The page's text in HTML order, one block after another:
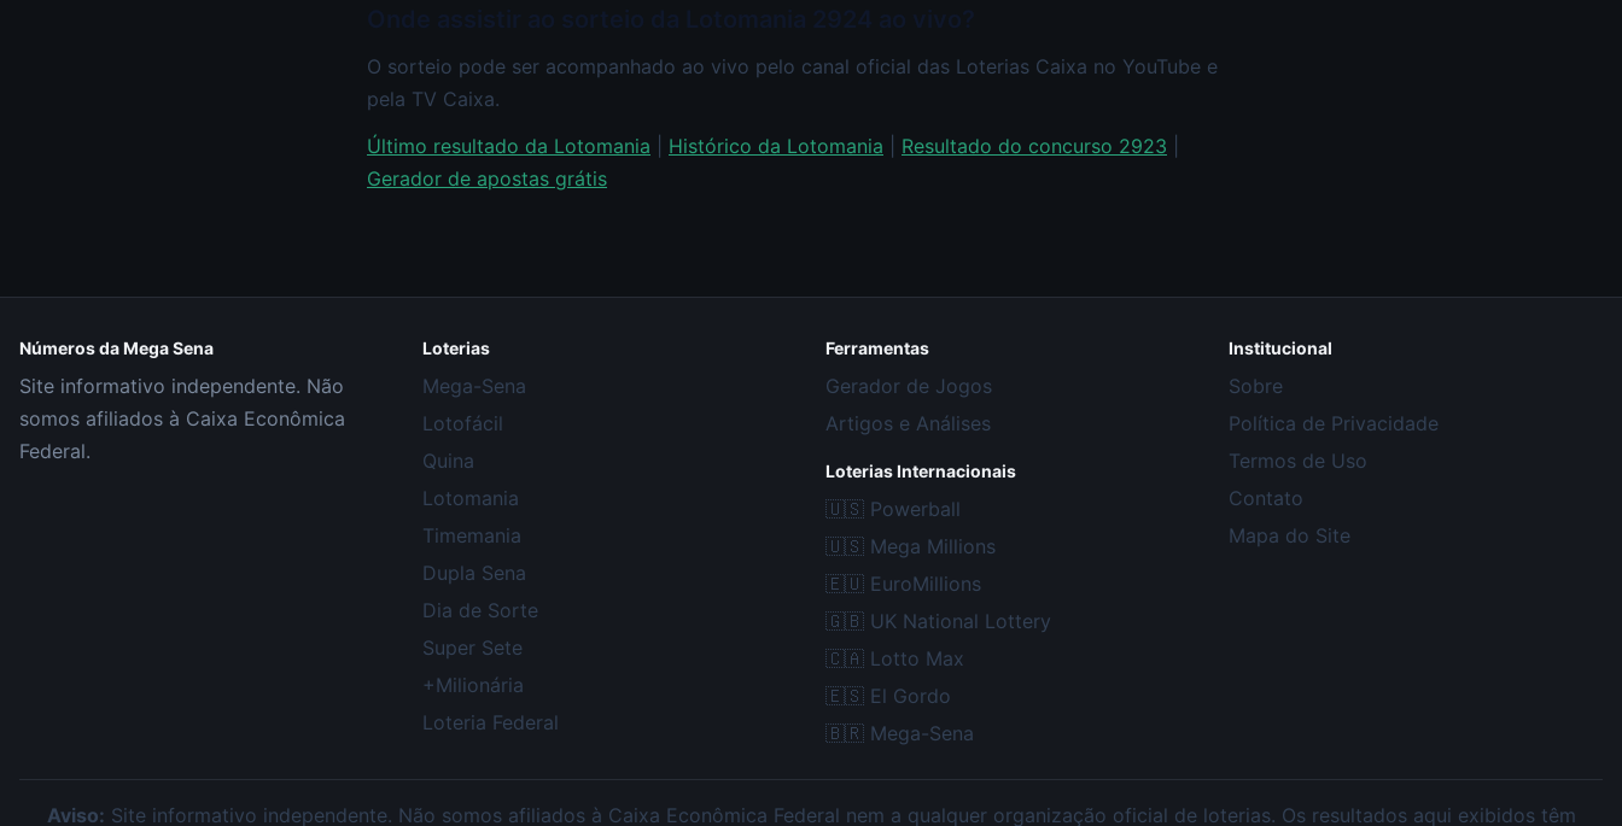
O sorteio pode ser acompanhado ao vivo pelo canal oficial das Loterias Caixa no YouTube e
pela TV Caixa.
Último resultado da Lotomania
Histórico da Lotomania Resultado do concurso 2923
Gerador de apostas grátis
Números da Mega Sena
Site informativo independente. Não
somos afiliados à Caixa Econômica
Federal.
Loterias
Mega-Sena
Lotofácil
Quina
Lotomania
Timemania
Dupla Sena
Dia de Sorte
Super Sete
+Milionária
Loteria Federal
Ferramentas
Gerador de Jogos
Artigos e Análises
Loterias Internacionais
🇺🇸 Powerball
🇺🇸 Mega Millions
🇪🇺 EuroMillions
🇬🇧 UK National Lottery
🇨🇦 Lotto Max
🇪🇸 El Gordo
🇧🇷 Mega-Sena
Institucional
Sobre
Política de Privacidade
Termos de Uso
Contato
Mapa do Site
Aviso: Site informativo independente. Não somos afiliados à Caixa Econômica Federal nem a qualquer organização oficial de loterias. Os resultados aqui exibidos têm